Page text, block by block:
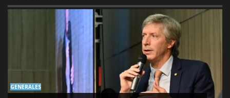
GENERALES